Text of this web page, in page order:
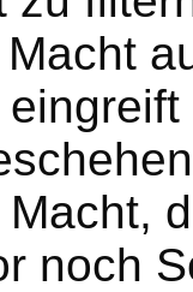
noch